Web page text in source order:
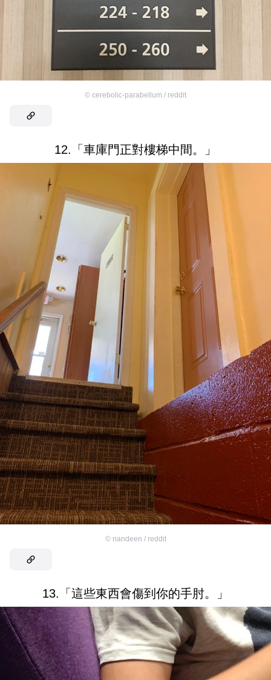
© cerebolic-parabellum / reddit
12.「車庫門正對樓梯中間。」
© nandeen / reddit
13.「這些東西會傷到你的手肘。」